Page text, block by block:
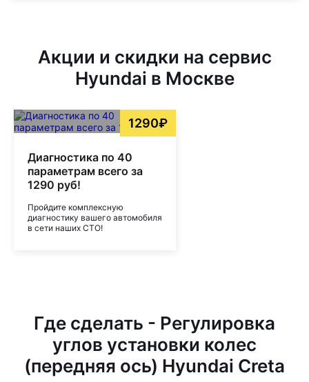
Акции и скидки на сервис
Hyundai в Москве
1290₽
Диагностика по 40
параметрам всего за
1290 руб!
Пройдите комплексную
диагностику вашего автомобиля
в сети наших СТО!
Где сделать - Регулировка
углов установки колес
(передняя ось) Hyundai Creta